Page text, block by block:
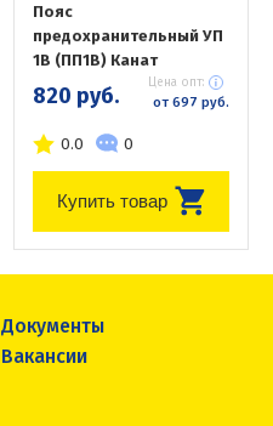
Пояс
предохранительный УП
1В (ПП1В) Канат
820 руб. Цена опт:
от 697 руб.
0.0 0
Купить товар
Документы
Вакансии